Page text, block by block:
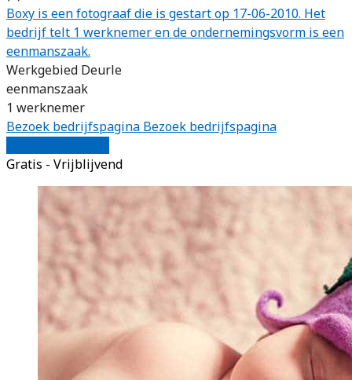
Boxy is een fotograaf die is gestart op 17-06-2010. Het
bedrijf telt 1 werknemer en de ondernemingsvorm is een
eenmanszaak.
Werkgebied Deurle
eenmanszaak
1 werknemer
Bezoek bedrijfspagina Bezoek bedrijfspagina
Gratis - Vrijblijvend